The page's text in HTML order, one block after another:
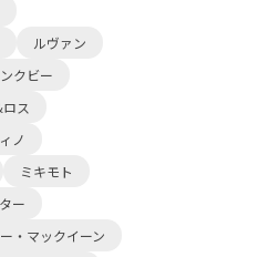
ルヴァン
クビー
ス
ノ
ミキモト
ー
・マックイーン